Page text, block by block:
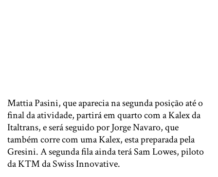
Mattia Pasini, que aparecia na segunda posição até o
final da atividade, partirá em quarto com a Kalex da
Italtrans, e será seguido por Jorge Navaro, que
também corre com uma Kalex, esta preparada pela
Gresini. A segunda fila ainda terá Sam Lowes, piloto
da KTM da Swiss Innovative.